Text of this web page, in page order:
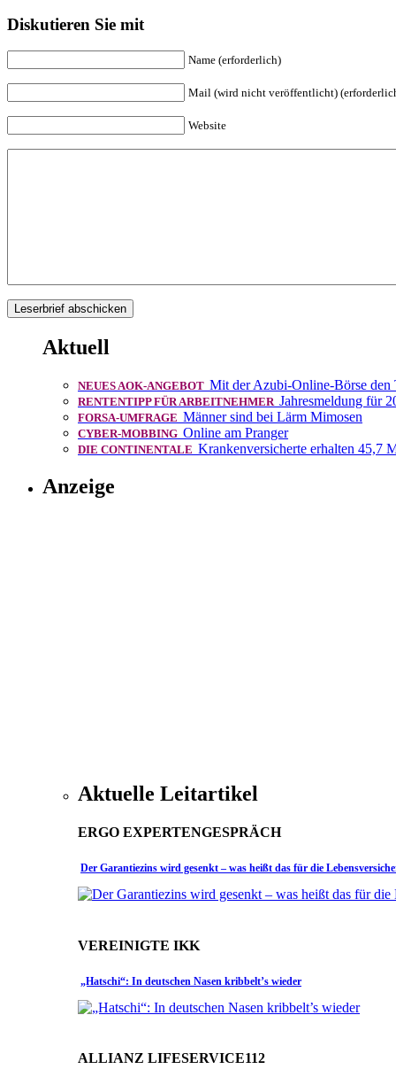
Diskutieren Sie mit
Name (erforderlich)
Mail (wird nicht veröffentlicht)
Website
Aktuell
NEUES AOK-ANGEBOT Mit der Azubi-Online-Börse den
RENTENTIPP FÜR ARBEITNEHMER Jahresmeldung für
FORSA-UMFRAGE Männer sind bei Lärm Mimosen
CYBER-MOBBING Online am Pranger
DIE CONTINENTALE Krankenversicherte erhalten 45,7
Anzeige
Aktuelle Leitartikel
ERGO EXPERTENGESPRÄCH
Der Garantiezins wird gesenkt – was heißt das für die
VEREINIGTE IKK
„Hatschi“: In deutschen Nasen kribbelt’s wieder
ALLIANZ LIFESERVICE112